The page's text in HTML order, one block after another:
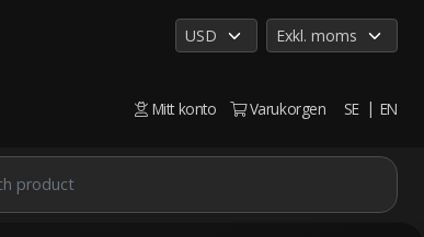
Mitt konto Varukorgen SE EN